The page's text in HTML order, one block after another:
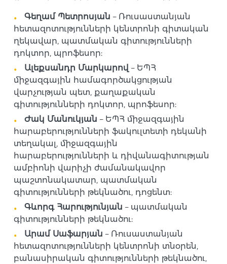
Գեղամ Պետրոսյան – Ռուսաստանյան
հետազոտությունների կենտրոնի գիտական
ղեկավար, պատմական գիտությունների
դոկտոր, պրոֆեսոր:
Ալեքսանդր Մարկարով – ԵՊՀ
միջազգային համագործակցության
վարչության պետ, քաղաքական
գիտությունների դոկտոր, պրոֆեսոր:
Ժակ Մանուկյան – ԵՊՀ միջազգային
հարաբերությունների ֆակուլտետի դեկանի
տեղակալ, միջազգային
հարաբերությունների և դիվանագիտության
ամբիոնի վարիչի ժամանակավոր
պաշտոնակատար, պատմական
գիտությունների թեկնածու, դոցենտ:
Գևորգ Հարությունյան – պատմական
գիտությունների թեկնածու:
Արամ Սաֆարյան – Ռուսաստանյան
հետազոտությունների կենտրոնի տնօրեն,
բանասիրական գիտությունների թեկնածու,